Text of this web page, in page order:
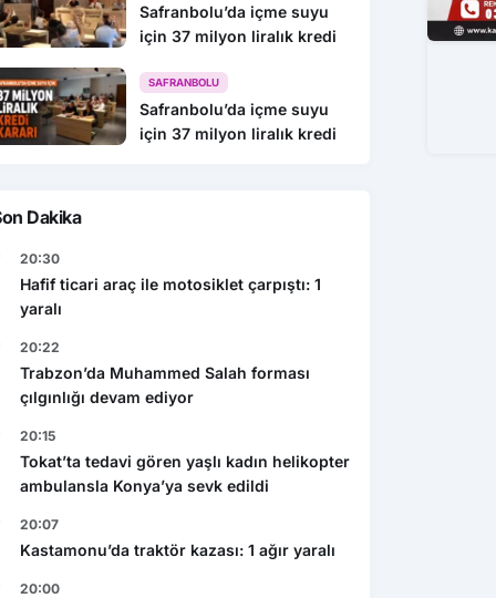
Safranbolu’da içme suyu
için 37 milyon liralık kredi
SAFRANBOLU
Safranbolu’da içme suyu
için 37 milyon liralık kredi
Dakika
20:30
Hafif ticari araç ile motosiklet çarpıştı: 1
yaralı
20:22
Trabzon’da Muhammed Salah forması
çılgınlığı devam ediyor
20:15
Tokat’ta tedavi gören yaşlı kadın helikopter
ambulansla Konya’ya sevk edildi
20:07
Kastamonu’da traktör kazası: 1 ağır yaralı
20:00